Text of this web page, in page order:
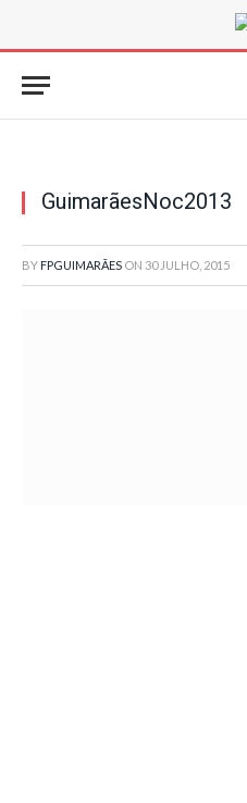
GuimarãesNoc2013
BY FPGUIMARÃES ON 30 JULHO, 2015